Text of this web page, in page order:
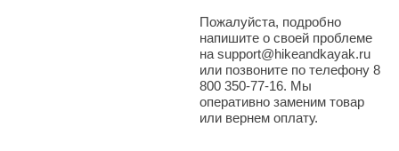
Пожалуйста, подробно
напишите о своей проблеме
на support@hikeandkayak.ru
или позвоните по телефону 8
800 350-77-16. Мы
оперативно заменим товар
или вернем оплату.